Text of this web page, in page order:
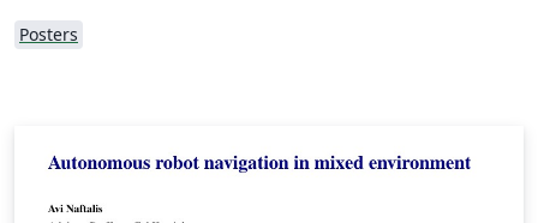
Posters